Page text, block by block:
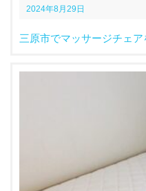
2024年8月29日
三原市でマッサージチェ